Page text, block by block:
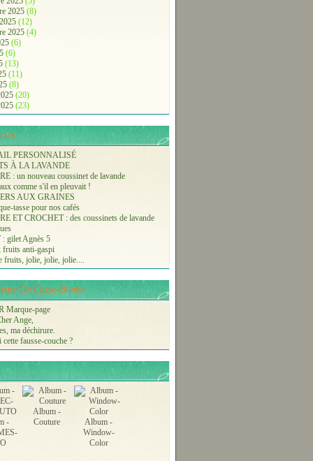
2025 (8)
(12)
2025 (4)
(6)
(6)
(13)
(11)
(8)
(20)
(23)
PERSONNALISÉ
À LA LAVANDE
: un nouveau coussinet de lavande
comme s'il en pleuvait !
AUX GRAINES
tasse pour nos cafés
ET CROCHET : des coussinets de lavande
gilet Agnès 5
fruits anti-gaspi
fruits, jolie, jolie, jolie....
De Casse-Bonbe
Marque-page
Ange,
ma déchirure.
fausse-couche ?
-
Album -
Couture
Album -
Window-
Color